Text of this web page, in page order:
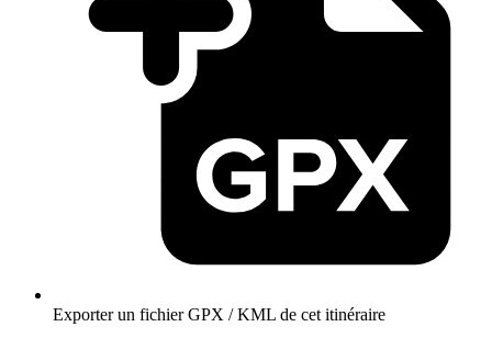
Exporter un fichier GPX / KML de cet itinéraire